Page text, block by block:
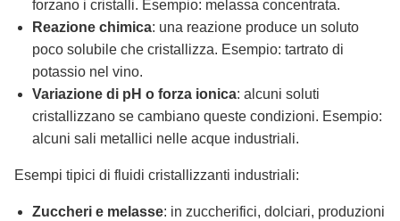
forzano i cristalli. Esempio: melassa concentrata.
Reazione chimica: una reazione produce un soluto
poco solubile che cristallizza. Esempio: tartrato di
potassio nel vino.
Variazione di pH o forza ionica: alcuni soluti
cristallizzano se cambiano queste condizioni. Esempio:
alcuni sali metallici nelle acque industriali.
Esempi tipici di fluidi cristallizzanti industriali:
Zuccheri e melasse: in zuccherifici, dolciari, produzioni